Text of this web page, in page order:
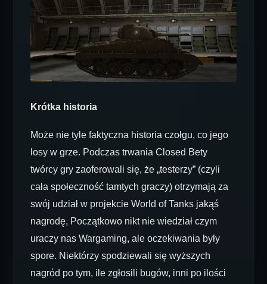
Krótka historia
Może nie tyle faktyczna historia czołgu, co jego
losy w grze. Podczas trwania Closed Bety
twórcy gry zaoferowali się, że „testerzy” (czyli
cała społeczność tamtych graczy) otrzymają za
swój udział w projekcie World of Tanks jakąś
nagrodę, Początkowo nikt nie wiedział czym
uraczy nas Wargaming, ale oczekiwania były
spore. Niektórzy spodziewali się wyższych
nagród po tym, ile zgłosili bugów, inni po ilości